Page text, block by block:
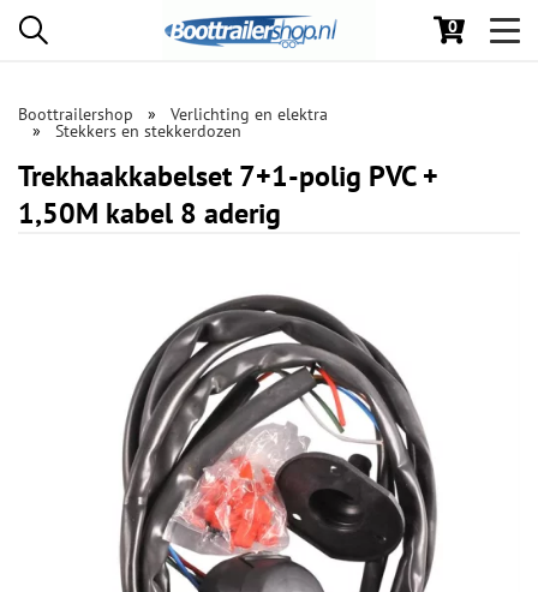
0
Boottrailershop Verlichting en elektra
Stekkers en stekkerdozen
Trekhaakkabelset 7+1-polig PVC +
1,50M kabel 8 aderig